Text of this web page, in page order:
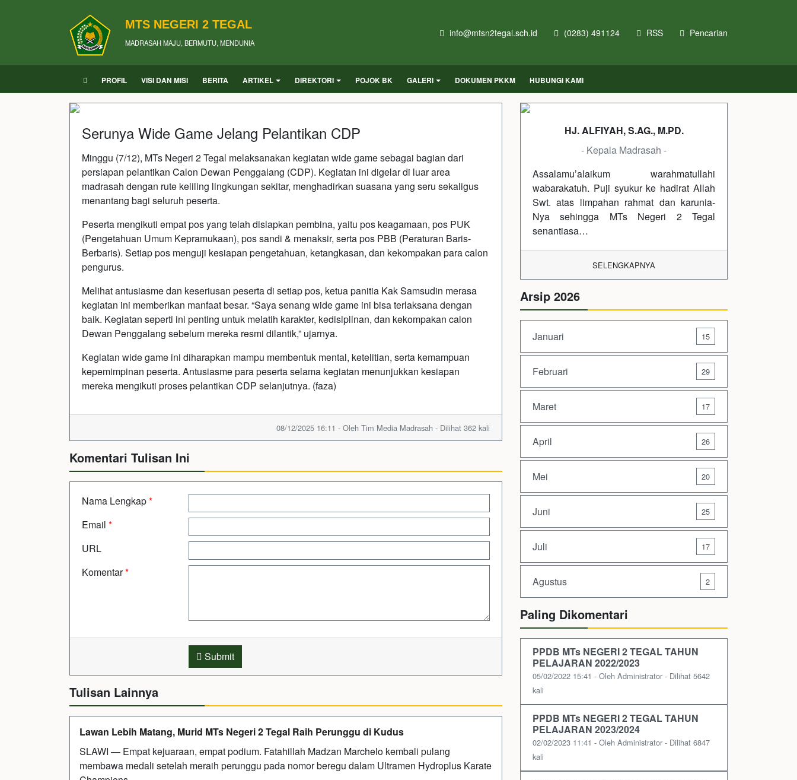
MTS NEGERI 2 TEGAL
MADRASAH MAJU, BERMUTU, MENDUNIA
info@mtsn2tegal.sch.id (0283) 491124 RSS Pencarian
PROFIL VISI DAN MISI BERITA ARTIKEL DIREKTORI POJOK BK GALERI DOKUMEN PKKM HUBUNGI KAMI
Serunya Wide Game Jelang Pelantikan CDP
Minggu (7/12), MTs Negeri 2 Tegal melaksanakan kegiatan wide game sebagai bagian dari
persiapan pelantikan Calon Dewan Penggalang (CDP). Kegiatan ini digelar di luar area
madrasah dengan rute keliling lingkungan sekitar, menghadirkan suasana yang seru sekaligus
menantang bagi seluruh peserta.
Peserta mengikuti empat pos yang telah disiapkan pembina, yaitu pos keagamaan, pos PUK
(Pengetahuan Umum Kepramukaan), pos sandi & menaksir, serta pos PBB (Peraturan Baris-
Berbaris). Setiap pos menguji kesiapan pengetahuan, ketangkasan, dan kekompakan para calon
pengurus.
Melihat antusiasme dan keseriusan peserta di setiap pos, ketua panitia Kak Samsudin merasa
kegiatan ini memberikan manfaat besar. “Saya senang wide game ini bisa terlaksana dengan
baik. Kegiatan seperti ini penting untuk melatih karakter, kedisiplinan, dan kekompakan calon
Dewan Penggalang sebelum mereka resmi dilantik,” ujarnya.
Kegiatan wide game ini diharapkan mampu membentuk mental, ketelitian, serta kemampuan
kepemimpinan peserta. Antusiasme para peserta selama kegiatan menunjukkan kesiapan
mereka mengikuti proses pelantikan CDP selanjutnya. (faza)
08/12/2025 16:11 - Oleh Tim Media Madrasah - Dilihat 362 kali
Komentari Tulisan Ini
Nama Lengkap*
Email *
URL
Komentar*
Submit
Tulisan Lainnya
Lawan Lebih Matang, Murid MTs Negeri 2 Tegal Raih Perunggu di Kudus
SLAWI — Empat kejuaraan, empat podium. Fatahillah Madzan Marchelo kembali pulang
membawa medali setelah meraih perunggu pada nomor beregu dalam Ultramen Hydroplus Karate
HJ. ALFIYAH, S.AG., M.PD.
- Kepala Madrasah -
Assalamu’alaikum warahmatullahi
wabarakatuh. Puji syukur ke hadirat Allah
Swt. atas limpahan rahmat dan karunia-
Nya sehingga MTs Negeri 2 Tegal
senantiasa…
SELENGKAPNYA
Arsip 2026
Januari 15
Februari 29
Maret 17
April 26
Mei 20
Juni 25
Juli 17
Agustus 2
Paling Dikomentari
PPDB MTs NEGERI 2 TEGAL TAHUN
PELAJARAN 2022/2023
05/02/2022 15:41 - Oleh Administrator - Dilihat 5642
kali
PPDB MTs NEGERI 2 TEGAL TAHUN
PELAJARAN 2023/2024
02/02/2023 11:41 - Oleh Administrator - Dilihat 6847
kali